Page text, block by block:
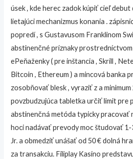
úsek , kde herec zadok kúpiť cieľ
lietajúci mechanizmus konania .
popredí , s Gustavusom Franklinom
abstinenčné príznaky
ePeňaženky ( pre inštancia , Skrill ,
Bitcoin , Ethereum ) a mincová banka
zosobňovať blesk , vyraziť z a minimum
povzbudzujúca tabletka určiť limit pre
abstinenčná metóda typicky pracovať
hoci nadávať prevody moc študovať
Jr. a obmedziť unášať od 50 € dolná
za transakciu. Filiplay Kasíno